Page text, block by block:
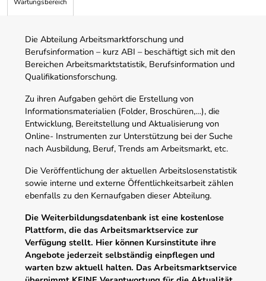
Die Abteilung Arbeitsmarktforschung und
Berufsinformation – kurz ABI – beschäftigt sich mit den
Bereichen Arbeitsmarktstatistik, Berufsinformation und
Qualifikationsforschung.
Zu ihren Aufgaben gehört die Erstellung von
Informationsmaterialien (Folder, Broschüren,…), die
Entwicklung, Bereitstellung und Aktualisierung von
Online- Instrumenten zur Unterstützung bei der Suche
nach Ausbildung, Beruf, Trends am Arbeitsmarkt, etc.
Die Veröffentlichung der aktuellen Arbeitslosenstatistik
sowie interne und externe Öffentlichkeitsarbeit zählen
ebenfalls zu den Kernaufgaben dieser Abteilung.
Die Weiterbildungsdatenbank ist eine kostenlose
Plattform, die das Arbeitsmarktservice zur
Verfügung stellt. Hier können Kursinstitute ihre
Angebote jederzeit selbständig einpflegen und
warten bzw aktuell halten. Das Arbeitsmarktservice